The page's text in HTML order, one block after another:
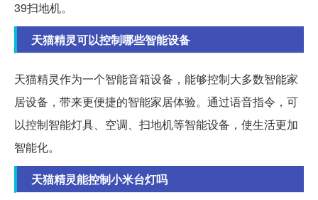
39扫地机。
天猫精灵可以控制哪些智能设备
天猫精灵作为一个智能音箱设备，能够控制大多数智能家
居设备，带来更便捷的智能家居体验。通过语音指令，可
以控制智能灯具、空调、扫地机等智能设备，使生活更加
智能化。
天猫精灵能控制小米台灯吗